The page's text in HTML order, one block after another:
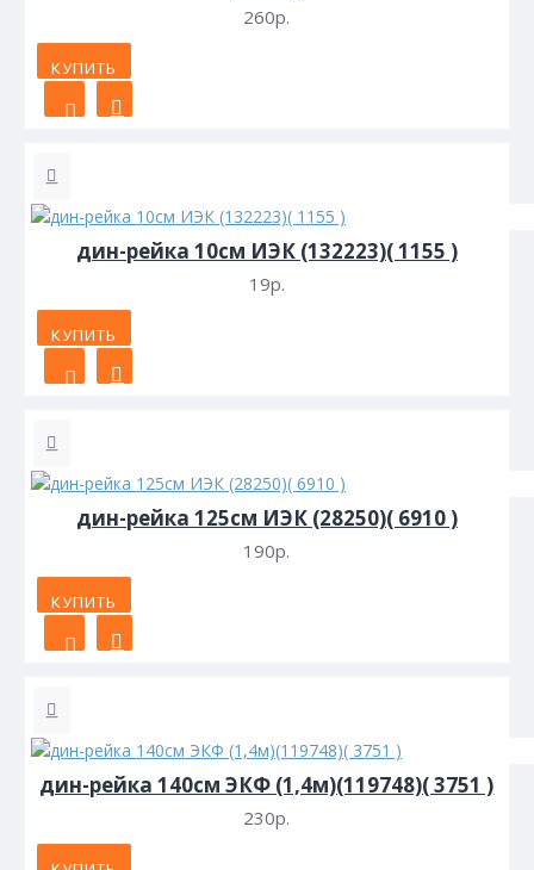
260р.
КУПИТЬ
дин-рейка 10см ИЭК (132223)( 1155 )
19р.
КУПИТЬ
дин-рейка 125см ИЭК (28250)( 6910 )
190р.
КУПИТЬ
дин-рейка 140см ЭКФ (1,4м)(119748)( 3751 )
230р.